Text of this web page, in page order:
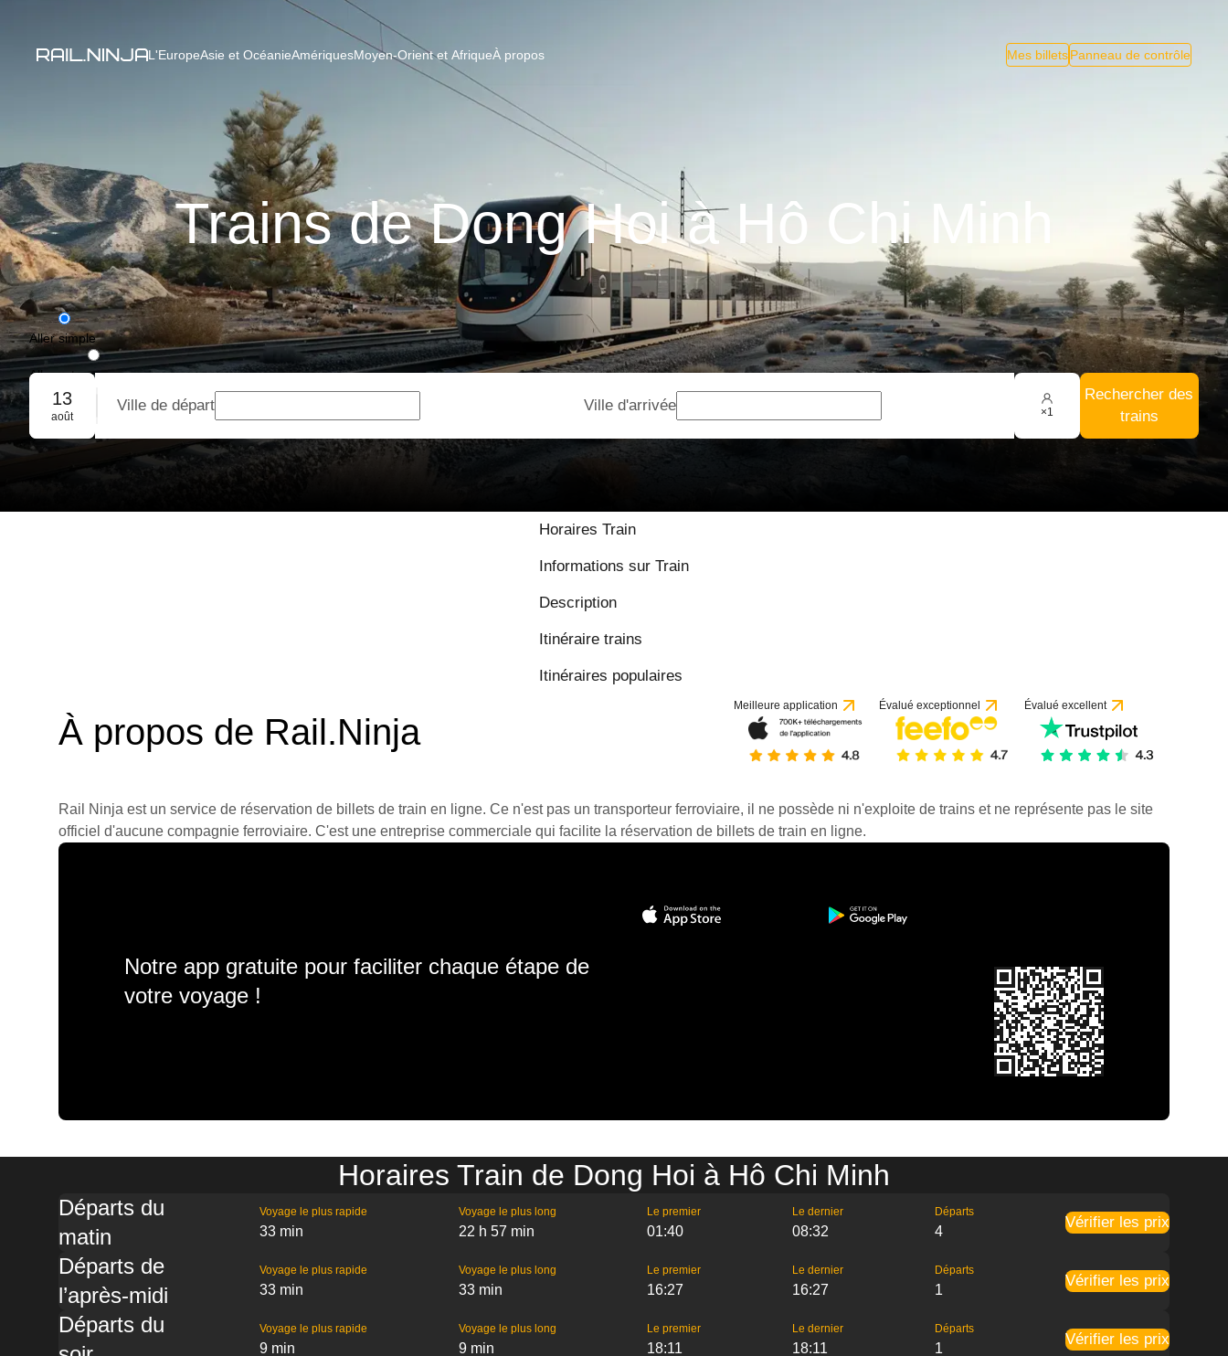
L'EuropeAsie et OcéanieAmériquesMoyen-Orient et AfriqueÀ propos Mes billetsPanneau de contrôle
Trains de Dong Hoi à Hô Chi Minh
Aller simple
Aller-retour
Réservation de groupe
13
août
Ville de départ Ville d'arrivée ×1
Rechercher des
trains
Horaires Train
Informations sur Train
Description
Itinéraire trains
Itinéraires populaires
À propos de Rail.Ninja
Meilleure application Évalué exceptionnel Évalué excellent
Rail Ninja est un service de réservation de billets de train en ligne. Ce n'est pas un transporteur ferroviaire, il ne possède ni n'exploite de trains et ne représente pas le site
officiel d'aucune compagnie ferroviaire. C'est une entreprise commerciale qui facilite la réservation de billets de train en ligne.
Notre app gratuite pour faciliter chaque étape de
votre voyage !
Horaires Train de Dong Hoi à Hô Chi Minh
Départs du
matin
Voyage le plus rapide
33 min
Voyage le plus long
22 h 57 min
Le premier
01:40
Le dernier
08:32
Départs
4
Vérifier les prix
Départs de
l’après-midi
Voyage le plus rapide
33 min
Voyage le plus long
33 min
Le premier
16:27
Le dernier
16:27
Départs
1
Vérifier les prix
Départs du
Voyage le plus rapide
9 min
Voyage le plus long
9 min
Le premier
18:11
Le dernier
18:11
Départs
1
Vérifier les prix